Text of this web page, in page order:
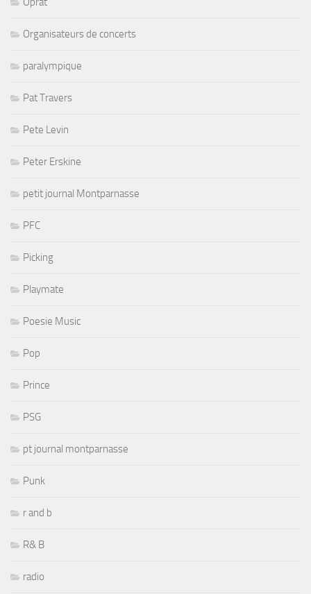
Organisateurs de concerts
paralympique
Pat Travers
Pete Levin
Peter Erskine
petit journal Montparnasse
PFC
Picking
Playmate
Poesie Music
Pop
Prince
PSG
pt journal montparnasse
Punk
r and b
R& B
radio